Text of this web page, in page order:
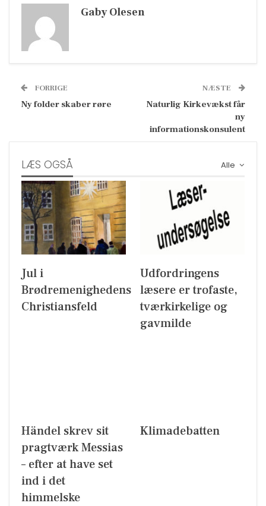
Gaby Olesen
FORRIGE
Ny folder skaber røre
NÆSTE
Naturlig Kirkevækst får
ny
informationskonsulent
Alle
LÆS OGSÅ
Jul i
Brødremenighedens
Christiansfeld
Udfordringens
læsere er trofaste,
tværkirkelige og
gavmilde
Händel skrev sit
pragtværk Messias
– efter at have set
ind i det
himmelske
Klimadebatten